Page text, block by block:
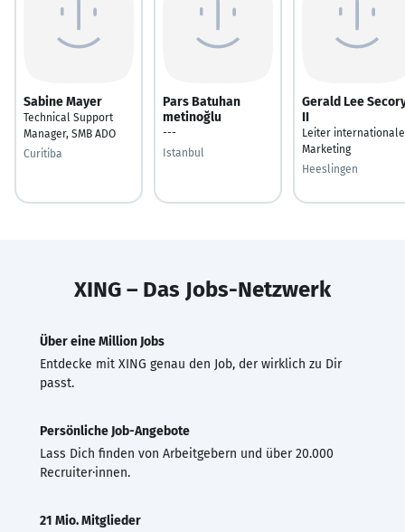
Sabine Mayer
Technical Support
Manager, SMB ADO
Curitiba
Pars Batuhan
metinoğlu
---
Istanbul
Gerald Lee
II
Leiter
Marketing
Heeslingen
XING – Das Jobs-Netzwerk
Über eine Million Jobs
Entdecke mit XING genau den Job, der wirklich zu Dir
passt.
Persönliche Job-Angebote
Lass Dich finden von Arbeitgebern und über 20.000
Recruiter·innen.
21 Mio. Mitglieder